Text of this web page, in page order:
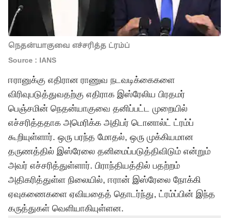
நெதன்யாகுவை எச்சரித்த ட்ரம்ப்
Source : IANS
ஈரானுக்கு எதிரான ராணுவ நடவடிக்கைகளை
விரிவுபடுத்துவதற்கு எதிராக இஸ்ரேலிய பிரதமர்
பெஞ்சமின் நெதன்யாகுவை தனிப்பட்ட முறையில்
எச்சரித்ததாக அமெரிக்க அதிபர் டொனால்ட் ட்ரம்ப்
கூறியுள்ளார். ஒரு பரந்த மோதல், ஒரு முக்கியமான
தருணத்தில் இஸ்ரேலை தனிமைப்படுத்திவிடும் என்றும்
அவர் எச்சரித்துள்ளார். பிராந்தியத்தில் பதற்றம்
அதிகரித்துள்ள நிலையில், ஈரான் இஸ்ரேலை நோக்கி
ஏவுகணைகளை ஏவியதைத் தொடர்ந்து, ட்ரம்ப்பின் இந்த
கருத்துகள் வெளியாகியுள்ளன.